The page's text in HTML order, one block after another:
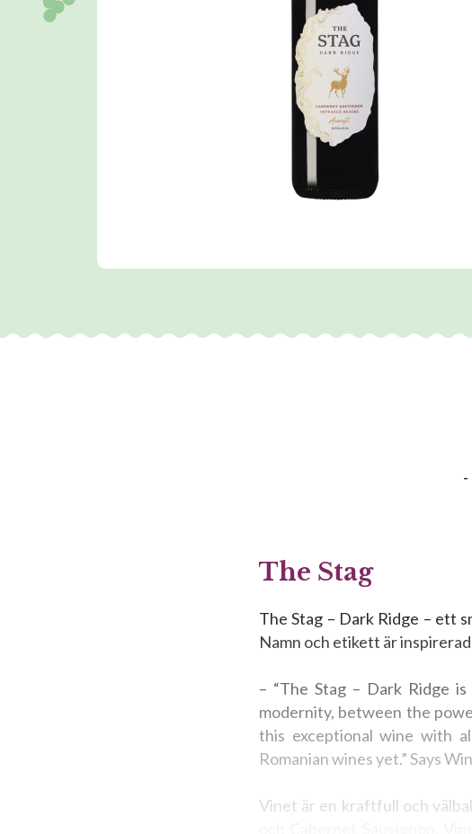
-
The Stag
The Stag – Dark Ridge – ett
Namn och etikett är
– “The Stag – Dark Ridge
modernity, between the
this exceptional wine with
Romanian wines yet.” Says
Vinet är en kraftfull och